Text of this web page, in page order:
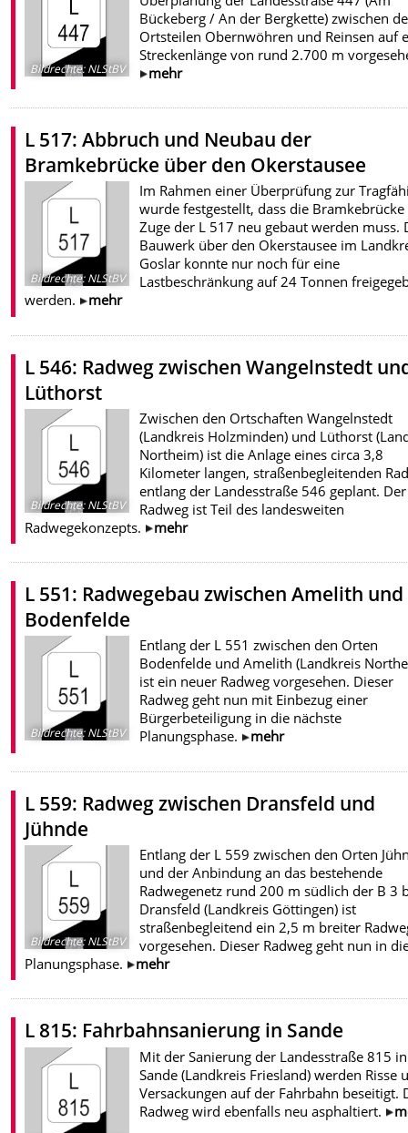
Bildrechte:NLStBV
Bückeberg / An der Bergkette) zwischen
Ortsteilen Obernwöhren und Reinsen auf
Streckenlänge von rund 2.700 m
mehr
L 517: Abbruch und Neubau der
Bramkebrücke über den Okerstausee
Bildrechte:NLStBV
Im Rahmen einer Überprüfung zur
wurde festgestellt, dass die
Zuge der L 517 neu gebaut werden muss.
Bauwerk über den Okerstausee im
Goslar konnte nur noch für eine
Lastbeschränkung auf 24 Tonnen
werden.
mehr
L 546: Radweg zwischen Wangelnstedt
Lüthorst
Bildrechte:NLStBV
Zwischen den Ortschaften Wangelnstedt
(Landkreis Holzminden) und Lüthorst
Northeim) ist die Anlage eines circa 3,8
Kilometer langen, straßenbegleitenden
entlang der Landesstraße 546 geplant. Der
Radweg ist Teil des landesweiten
Radwegekonzepts.
mehr
L 551: Radwegebau zwischen Amelith und
Bodenfelde
Bildrechte:NLStBV
Entlang der L 551 zwischen den Orten
Bodenfelde und Amelith (Landkreis
ist ein neuer Radweg vorgesehen. Dieser
Radweg geht nun mit Einbezug einer
Bürgerbeteiligung in die nächste
Planungsphase.
mehr
L 559: Radweg zwischen Dransfeld und
Jühnde
Bildrechte:NLStBV
Entlang der L 559 zwischen den Orten
und der Anbindung an das bestehende
Radwegenetz rund 200 m südlich der B 3
Dransfeld (Landkreis Göttingen) ist
straßenbegleitend ein 2,5 m breiter
vorgesehen. Dieser Radweg geht nun in
Planungsphase.
mehr
L 815: Fahrbahnsanierung in Sande
Mit der Sanierung der Landesstraße 815 in
Sande (Landkreis Friesland) werden Risse
Versackungen auf der Fahrbahn beseitigt.
Radweg wird ebenfalls neu asphaltiert.